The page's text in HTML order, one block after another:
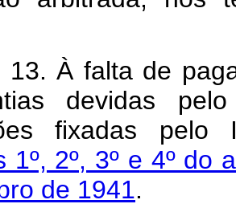
13. À falta de
devidas
fixadas
1º, 2º, 3º e 4º do
de 1941.